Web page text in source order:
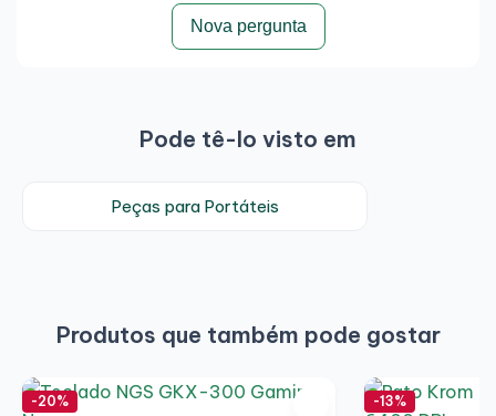
Nova pergunta
Pode tê-lo visto em
Peças para Portáteis
Produtos que também pode gostar
-20% -13%